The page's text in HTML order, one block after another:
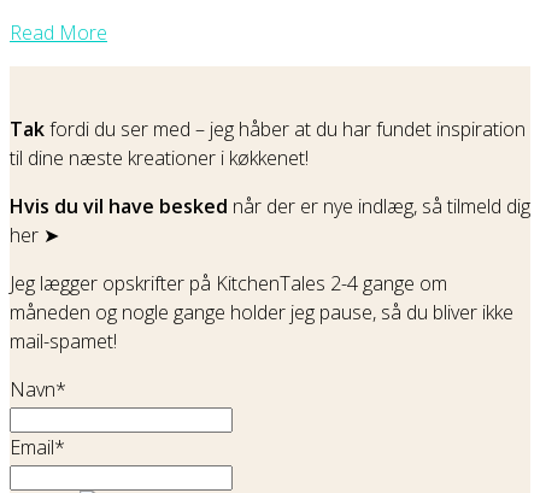
Read More
Takfordi du ser med – jeg håber at du har fundet inspiration
til dine næste kreationer i køkkenet!
Hvis du vil have besked når der er nye indlæg, så tilmeld dig
her ➤
Jeg lægger opskrifter på KitchenTales 2-4 gange om
måneden og nogle gange holder jeg pause, så du bliver ikke
mail-spamet!
Navn*
Email*